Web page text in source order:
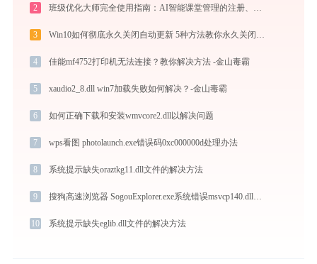
2
3
4 佳能mf4752打印机无法连接？教你解决方法 -金山毒霸
5 xaudio2_8.dll win7加载失败如何解决？-金山毒霸
6 如何正确下载和安装wmvcore2.dll以解决问题
7 wps看图 photolaunch.exe错误码0xc000000d处理办法
8 系统提示缺失oraztkg11.dll文件的解决方法
9 搜狗高速浏览器 SogouExplorer.exe系统错误msvcp140.dll丢失如何解决
10 系统提示缺失eglib.dll文件的解决方法